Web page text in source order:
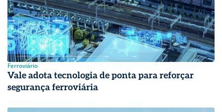
Ferroviário
Vale adota tecnologia de ponta para reforçar
segurança ferroviária